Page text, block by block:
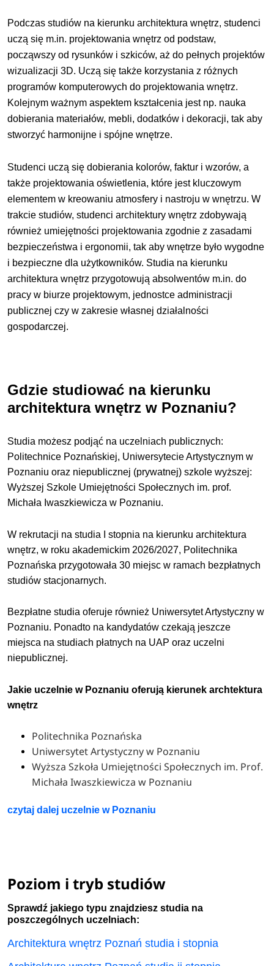
Podczas studiów na kierunku architektura wnętrz, studenci
uczą się m.in. projektowania wnętrz od podstaw,
począwszy od rysunków i szkiców, aż do pełnych projektów
wizualizacji 3D. Uczą się także korzystania z różnych
programów komputerowych do projektowania wnętrz.
Kolejnym ważnym aspektem kształcenia jest np. nauka
dobierania materiałów, mebli, dodatków i dekoracji, tak aby
stworzyć harmonijne i spójne wnętrze.
Studenci uczą się dobierania kolorów, faktur i wzorów, a
także projektowania oświetlenia, które jest kluczowym
elementem w kreowaniu atmosfery i nastroju w wnętrzu. W
trakcie studiów, studenci architektury wnętrz zdobywają
również umiejętności projektowania zgodnie z zasadami
bezpieczeństwa i ergonomii, tak aby wnętrze było wygodne
i bezpieczne dla użytkowników. Studia na kierunku
architektura wnętrz przygotowują absolwentów m.in. do
pracy w biurze projektowym, jednostce administracji
publicznej czy w zakresie własnej działalności
gospodarczej.
Gdzie studiować na kierunku
architektura wnętrz w Poznaniu?
Studia możesz podjąć na uczelniach publicznych:
Politechnice Poznańskiej, Uniwersytecie Artystycznym w
Poznaniu oraz niepublicznej (prywatnej) szkole wyższej:
Wyższej Szkole Umiejętności Społecznych im. prof.
Michała Iwaszkiewicza w Poznaniu.
W rekrutacji na studia I stopnia na kierunku architektura
wnętrz, w roku akademickim 2026/2027, Politechnika
Poznańska przygotowała 30 miejsc w ramach bezpłatnych
studiów stacjonarnych.
Bezpłatne studia oferuje również Uniwersytet Artystyczny w
Poznaniu. Ponadto na kandydatów czekają jeszcze
miejsca na studiach płatnych na UAP oraz uczelni
niepublicznej.
Jakie uczelnie w Poznaniu oferują kierunek archtektura
wnętrz
Politechnika Poznańska
Uniwersytet Artystyczny w Poznaniu
Wyższa Szkoła Umiejętności Społecznych im. Prof.
Michała Iwaszkiewicza w Poznaniu
czytaj dalej uczelnie w Poznaniu
Poziom i tryb studiów
Sprawdź jakiego typu znajdziesz studia na
poszczególnych uczelniach:
Architektura wnętrz Poznań studia i stopnia